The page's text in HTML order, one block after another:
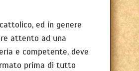
ed in genere
attento ad una
e competente, deve
prima di tutto